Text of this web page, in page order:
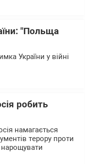
"Польща
України у війні
робить
намагається
терору проти